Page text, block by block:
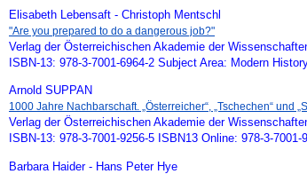
Elisabeth Lebensaft - Christoph Mentschl
"Are you prepared to do a dangerous job?"
Verlag der Österreichischen Akademie der
ISBN-13: 978-3-7001-6964-2 Subject Area: Modern
Arnold SUPPAN
1000 Jahre Nachbarschaft. „Österreicher“, „Tschechen“ und
Verlag der Österreichischen Akademie der
ISBN-13: 978-3-7001-9256-5 ISBN13 Online: 978-3-
Barbara Haider - Hans Peter Hye